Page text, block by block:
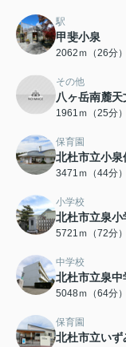
駅
甲斐小泉
2062ｍ（26分）
その他
八ヶ岳南麓天
1961ｍ（25分）
保育園
北杜市立小泉
3471ｍ（44分）
小学校
北杜市立泉小
5721ｍ（72分）
中学校
北杜市立泉中
5048ｍ（64分）
保育園
北杜市立いず